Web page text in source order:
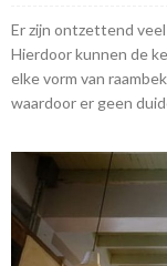
Er zijn ontzettend
Hierdoor kunnen de
elke vorm van
waardoor er geen